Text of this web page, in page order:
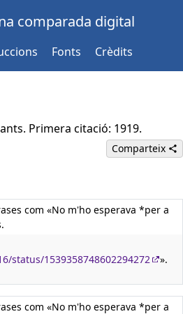
comparada digital
Fonts Crèdits
Primera citació: 1919.
Comparteix
com «No m'ho esperava *per a
status/1539358748602294272
».
com «No m'ho esperava *per a